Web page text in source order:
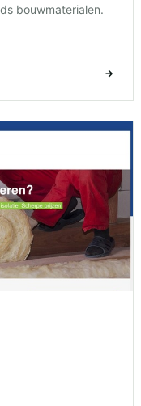
bouwmaterialen.
→